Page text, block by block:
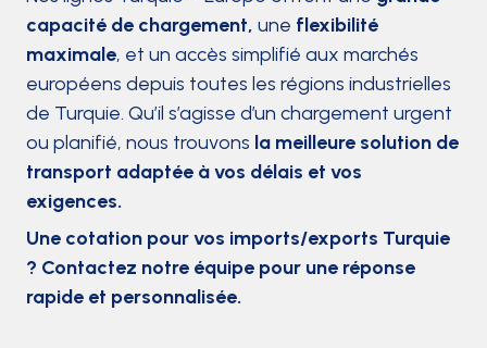
capacité de chargement, une flexibilité
maximale, et un accès simplifié aux marchés
européens depuis toutes les régions industrielles
de Turquie. Qu’il s’agisse d’un chargement urgent
ou planifié, nous trouvons la meilleure solution de
transport adaptée à vos délais et vos
exigences.
Une cotation pour vos imports/exports Turquie
? Contactez notre équipe pour une réponse
rapide et personnalisée.